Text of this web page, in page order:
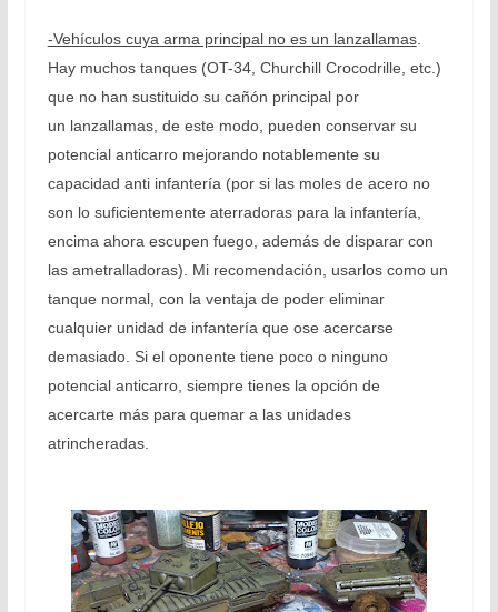
-Vehículos cuya arma principal no es un lanzallamas.
Hay muchos tanques (OT-34, Churchill Crocodrille, etc.)
que no han sustituido su cañón principal por
un lanzallamas, de este modo, pueden conservar su
potencial anticarro mejorando notablemente su
capacidad anti infantería (por si las moles de acero no
son lo suficientemente aterradoras para la infantería,
encima ahora escupen fuego, además de disparar con
las ametralladoras). Mi recomendación, usarlos como un
tanque normal, con la ventaja de poder eliminar
cualquier unidad de infantería que ose acercarse
demasiado. Si el oponente tiene poco o ninguno
potencial anticarro, siempre tienes la opción de
acercarte más para quemar a las unidades
atrincheradas.